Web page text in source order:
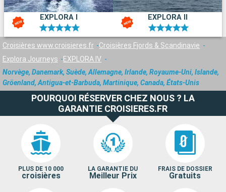
EXPLORA I EXPLORA II
Croisières www.croisieres.fr
Croisières Fjords & Scandinavie
Explora Journeys
EXPLORA IV
Norvège, Danemark, Suède, Allemagne, Irlande, Royaume-Uni, Islande,
Gröenland, Antigua-et-Barbuda, Martinique, Canada, États-Unis
POURQUOI RÉSERVER CHEZ NOUS ? LA
GARANTIE CROISIERES.FR
PLUS DE 10 000
croisières
LA GARANTIE DU
Meilleur Prix
FRAIS DE DOSSIER
Gratuits